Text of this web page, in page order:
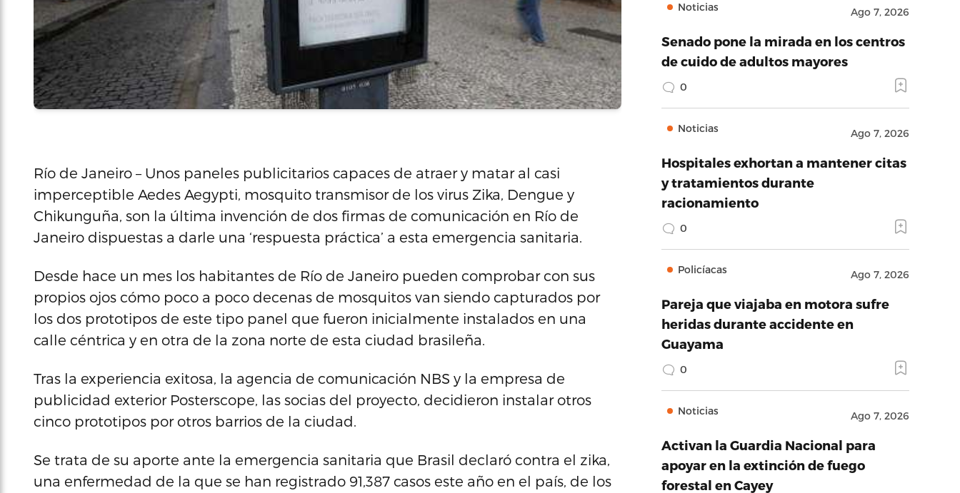
Río de Janeiro – Unos paneles publicitarios capaces de atraer y matar al casi
imperceptible Aedes Aegypti, mosquito transmisor de los virus Zika, Dengue y
Chikunguña, son la última invención de dos firmas de comunicación en Río de
Janeiro dispuestas a darle una ‘respuesta práctica’ a esta emergencia sanitaria.
Desde hace un mes los habitantes de Río de Janeiro pueden comprobar con sus
propios ojos cómo poco a poco decenas de mosquitos van siendo capturados por
los dos prototipos de este tipo panel que fueron inicialmente instalados en una
calle céntrica y en otra de la zona norte de esta ciudad brasileña.
Tras la experiencia exitosa, la agencia de comunicación NBS y la empresa de
publicidad exterior Posterscope, las socias del proyecto, decidieron instalar otros
cinco prototipos por otros barrios de la ciudad.
Se trata de su aporte ante la emergencia sanitaria que Brasil declaró contra el zika,
una enfermedad de la que se han registrado 91,387 casos este año en el país, de los
Noticias Ago 7, 2026
Senado pone la mirada en los centros
de cuido de adultos mayores
0
Noticias Ago 7, 2026
Hospitales exhortan a mantener citas
y tratamientos durante
racionamiento
0
Policíacas Ago 7, 2026
Pareja que viajaba en motora sufre
heridas durante accidente en
Guayama
0
Noticias Ago 7, 2026
Activan la Guardia Nacional para
apoyar en la extinción de fuego
forestal en Cayey